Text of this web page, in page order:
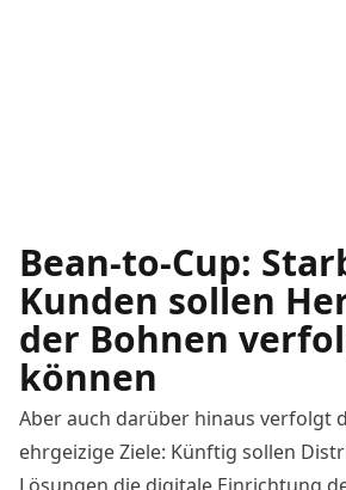
Bean-to-Cup:
Kunden sollen
der Bohnen
können
Aber auch darüber hinaus verfolgt
ehrgeizige Ziele: Künftig sollen